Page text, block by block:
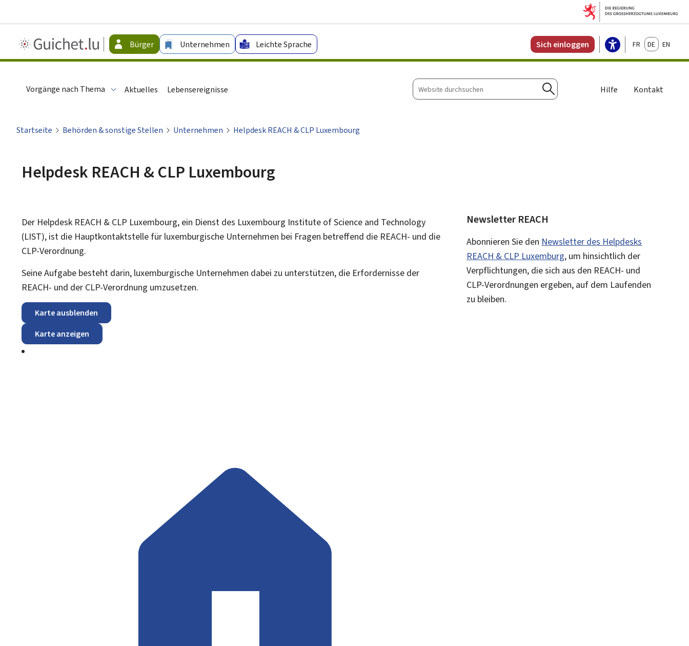
Guichet.lu
-
Bürger Unternehmen Leichte Sprache Sich einloggen FrançaisDeutschEnglish
Vorgänge nach Thema Aktuelles Lebensereignisse
Website
durchsuchen
Suchen
Hilfe Kontakt
Startseite Behörden & sonstige Stellen Unternehmen Helpdesk REACH & CLP Luxembourg
Helpdesk REACH & CLP Luxembourg
Der Helpdesk REACH & CLP Luxembourg, ein Dienst des Luxembourg Institute of Science and Technology
(LIST), ist die Hauptkontaktstelle für luxemburgische Unternehmen bei Fragen betreffend die REACH- und die
CLP-Verordnung.
Seine Aufgabe besteht darin, luxemburgische Unternehmen dabei zu unterstützen, die Erfordernisse der
REACH- und der CLP-Verordnung umzusetzen.
Karte ausblenden
Karte anzeigen
Newsletter REACH
Abonnieren Sie den Newsletter des Helpdesks
REACH & CLP Luxemburg, um hinsichtlich der
Verpflichtungen, die sich aus den REACH- und
CLP-Verordnungen ergeben, auf dem Laufenden
zu bleiben.